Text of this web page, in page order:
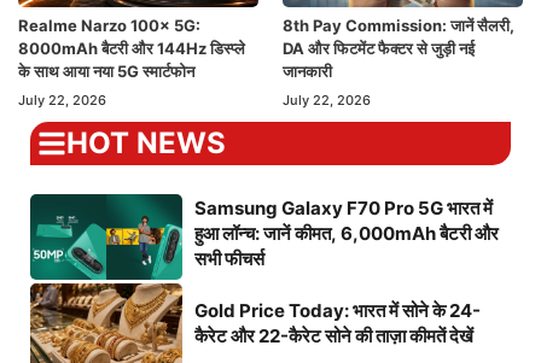
Realme Narzo 100x 5G:
8000mAh बैटरी और 144Hz डिस्प्ले
के साथ आया नया 5G स्मार्टफोन
July 22, 2026
8th Pay Commission: जानें सैलरी,
DA और फिटमेंट फैक्टर से जुड़ी नई
जानकारी
July 22, 2026
HOT NEWS
Samsung Galaxy F70 Pro 5G भारत में
हुआ लॉन्च: जानें कीमत, 6,000mAh बैटरी और
सभी फीचर्स
Gold Price Today: भारत में सोने के 24-
कैरेट और 22-कैरेट सोने की ताज़ा कीमतें देखें